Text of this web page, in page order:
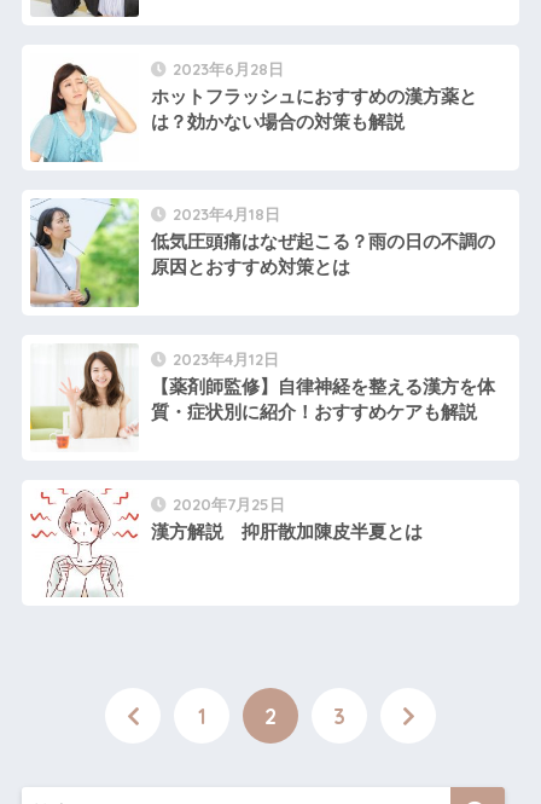
2023年6月28日
ホットフラッシュにおすすめの漢方薬と
は？効かない場合の対策も解説
2023年4月18日
低気圧頭痛はなぜ起こる？雨の日の不調の
原因とおすすめ対策とは
2023年4月12日
【薬剤師監修】自律神経を整える漢方を体
質・症状別に紹介！おすすめケアも解説
2020年7月25日
漢方解説 抑肝散加陳皮半夏とは
1 2 3